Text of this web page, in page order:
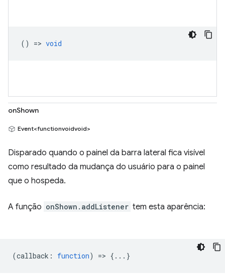
() => void
onShown
Event<functionvoidvoid>
Disparado quando o painel da barra lateral fica visível
como resultado da mudança do usuário para o painel
que o hospeda.
A função onShown.addListener tem esta aparência:
(callback : function) => {...}